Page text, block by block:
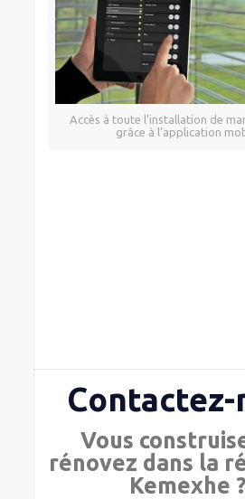
Accès à toute l’installation de
grâce à l’application
Contactez-
Vous
rénovez dans la
Kemexhe ?